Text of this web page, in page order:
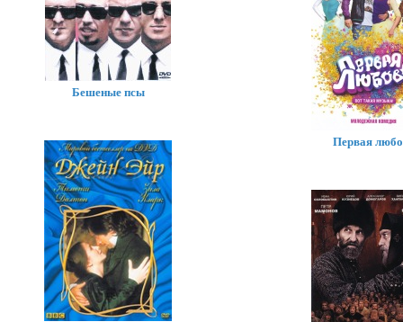
Первая
Бешеные псы